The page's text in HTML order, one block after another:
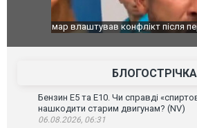
Мудрик провів перший матч за
БЛОГОСТРІЧКА
Бензин Е5 та Е10. Чи справді
нашкодити старим двигунам? (NV)
06.08.2026, 06:31